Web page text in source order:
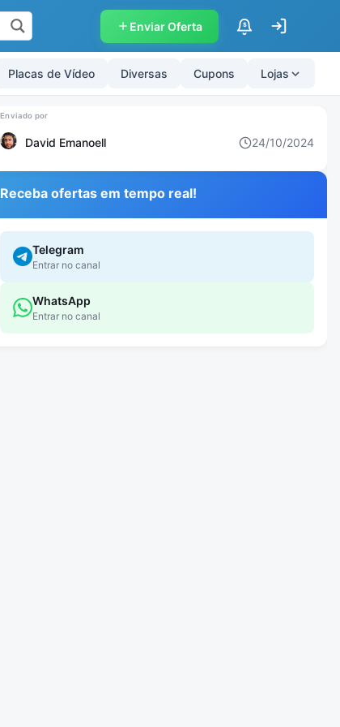
Enviar Oferta $
Placas de Vídeo Diversas Cupons Lojas
David Emanoell 24/10/2024
Receba ofertas em tempo real!
Telegram
Entrar no canal
WhatsApp
Entrar no canal